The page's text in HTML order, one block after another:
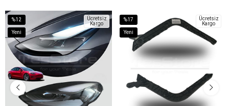
%12
İndirim
%12İndirim
Yeni
Ürün
Ücretsiz
Kargo
%17
İndirim
%17İndirim
Yeni
Ürün
Ücretsiz
Kargo